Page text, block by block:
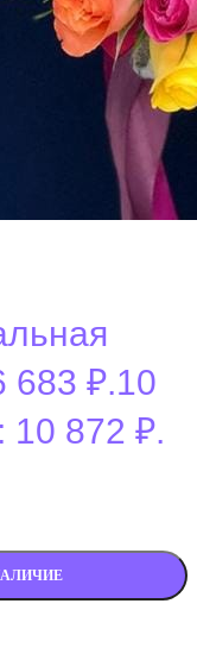
683 ₽.10
10 872 ₽.